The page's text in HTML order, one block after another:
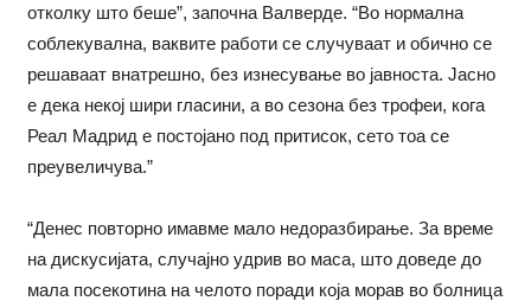
отколку што беше”, започна Валверде. “Во нормална
соблекувална, ваквите работи се случуваат и обично се
решаваат внатрешно, без изнесување во јавноста. Јасно
е дека некој шири гласини, а во сезона без трофеи, кога
Реал Мадрид е постојано под притисок, сето тоа се
преувеличува.”
“Денес повторно имавме малo недоразбирање. За време
на дискусијата, случајно удрив во маса, што доведе до
мала посекотина на челото поради која морав во болница